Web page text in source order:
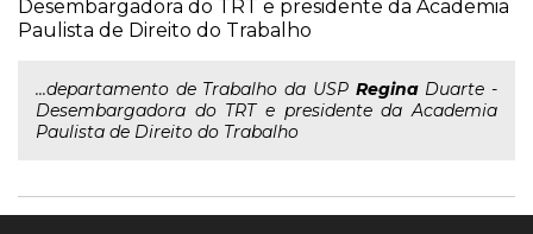
Desembargadora do TRT e presidente da Academia
Paulista de Direito do Trabalho
...departamento de Trabalho da USP ReginaDuarte -
Desembargadora do TRT e presidente da Academia
Paulista de Direito do Trabalho